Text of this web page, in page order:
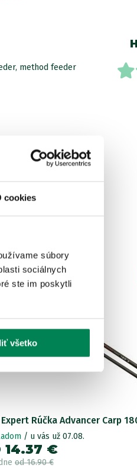
cookies
súbory
sociálnych
ste im poskytli
všetko
method feeder
VÝPREDAJ
Expert Rúčka Advancer Carp
/ u vás už 07.08.
14.37 €
od 16.90 €